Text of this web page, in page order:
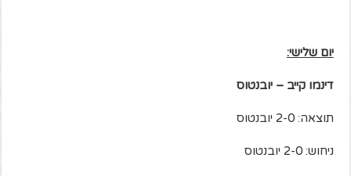
יום שלישי:
דינמו קייב – יובנטוס
תוצאה: 2-0 יובנטוס
ניחוש: 2-0 יובנטוס